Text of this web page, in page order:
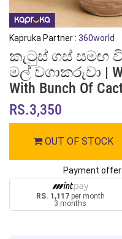
Kapruka Partner : 360world
කැටුස් ගස් සමඟ
මල් වගාකරුවා |
With Bunch Of
RS.3,350
OUT OF STOCK
Payment
RS. 1,117per month
3 months